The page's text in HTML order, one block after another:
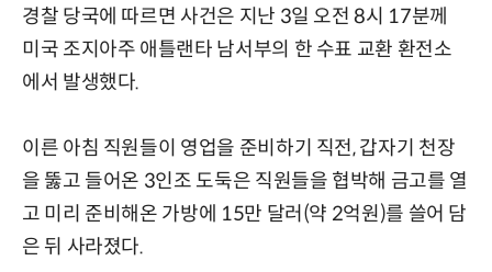
경찰 당국에 따르면 사건은 지난 3일 오전 8시 17분께
미국 조지아주 애틀랜타 남서부의 한 수표 교환 환전소
에서 발생했다.
이른 아침 직원들이 영업을 준비하기 직전, 갑자기 천장
을 뚫고 들어온 3인조 도둑은 직원들을 협박해 금고를 열
고 미리 준비해온 가방에 15만 달러(약 2억원)를 쓸어 담
은 뒤 사라졌다.